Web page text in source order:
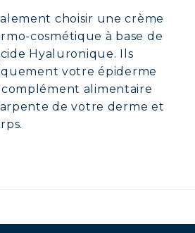
choisir une crème
cosmétique à base de
Hyaluronique. Ils
votre épiderme
alimentaire
de votre derme et